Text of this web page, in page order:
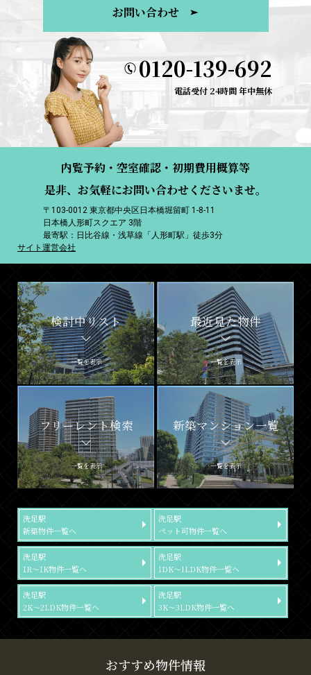
お問い合わせ
0120-139-692
電話受付 24時間 年中無休
内覧予約・空室確認・初期費用概算等
是非、お気軽にお問い合わせくださいませ。
〒103-0012 東京都中央区日本橋堀留町 1-8-11
日本橋人形町スクエア 3階
最寄駅：日比谷線・浅草線「人形町駅」徒歩3分
サイト運営会社
検討中リスト
一覧を表示
最近見た物件
一覧を表示
フリーレント検索
一覧を表示
新築マンション一覧
一覧を表示
洗足駅
新築物件一覧へ
洗足駅
ペット可物件一覧へ
洗足駅
1R～1K物件一覧へ
洗足駅
1DK～1LDK物件一覧へ
洗足駅
2K～2LDK物件一覧へ
洗足駅
3K～3LDK物件一覧へ
おすすめ物件情報